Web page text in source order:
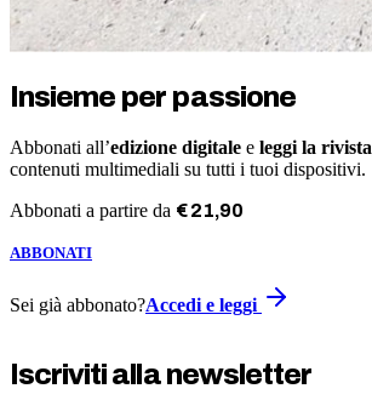
Insieme per passione
Abbonati all’edizione digitale e leggi la rivista
contenuti multimediali su tutti i tuoi dispositivi.
Abbonati a partire da €21,90
ABBONATI
Sei già abbonato?Accedi e leggi
Iscriviti alla newsletter